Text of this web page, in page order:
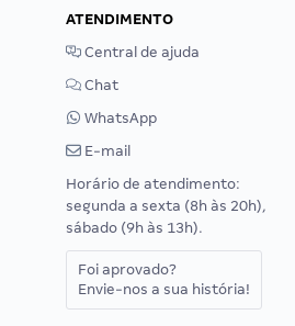
ATENDIMENTO
Central de ajuda
Chat
WhatsApp
E-mail
Horário de atendimento:
segunda a sexta (8h às 20h),
sábado (9h às 13h).
Foi aprovado?
Envie-nos a sua história!